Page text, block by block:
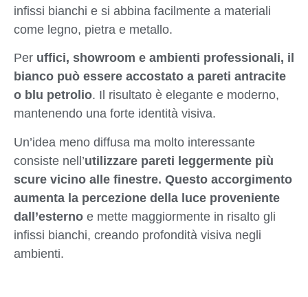
infissi bianchi e si abbina facilmente a materiali
come legno, pietra e metallo.
Per uffici, showroom e ambienti professionali, il
bianco può essere accostato a pareti antracite
o blu petrolio. Il risultato è elegante e moderno,
mantenendo una forte identità visiva.
Un’idea meno diffusa ma molto interessante
consiste nell’utilizzare pareti leggermente più
scure vicino alle finestre. Questo accorgimento
aumenta la percezione della luce proveniente
dall’esterno e mette maggiormente in risalto gli
infissi bianchi, creando profondità visiva negli
ambienti.